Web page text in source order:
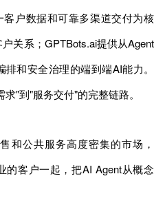
客户数据和可靠多渠道交付为核
关系；GPTBots.ai提供从Agent
和安全治理的端到端AI能力。
"到"服务交付"的完整链路。
和公共服务高度密集的市场，
的客户一起，把AI Agent从概念